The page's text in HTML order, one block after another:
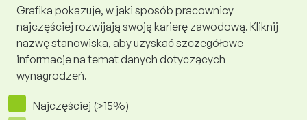
Grafika pokazuje, w jaki sposób pracownicy
najczęściej rozwijają swoją karierę zawodową. Kliknij
nazwę stanowiska, aby uzyskać szczegółowe
informacje na temat danych dotyczących
wynagrodzeń.
Najczęściej (>15%)